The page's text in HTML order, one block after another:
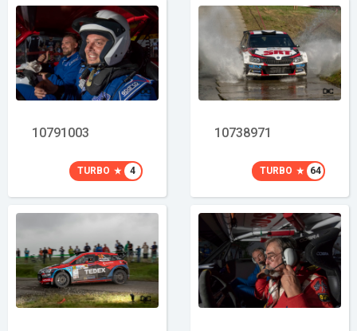
10738971
TURBO 64
10791003
TURBO 4